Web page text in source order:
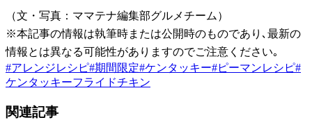
（文・写真：ママテナ編集部グルメチーム）
※本記事の情報は執筆時または公開時のものであり､最新の
情報とは異なる可能性がありますのでご注意ください｡
#アレンジレシピ#期間限定#ケンタッキー#ピーマンレシピ#
ケンタッキーフライドチキン
関連記事